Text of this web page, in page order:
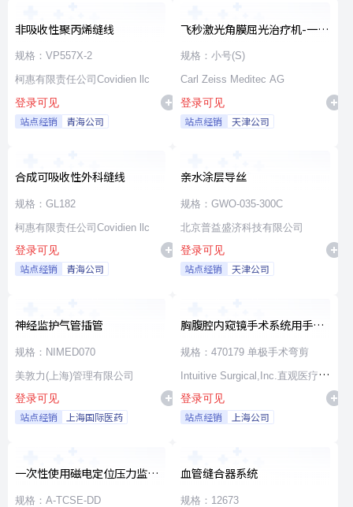
非吸收性聚丙烯缝线
规格：VP557X-2
柯惠有限责任公司Covidien llc
登录可见
站点经销 青海公司
飞秒激光角膜屈光治疗机-一次
性使用无菌治疗包
规格：小号(S)
Carl Zeiss Meditec AG
登录可见
站点经销 天津公司
合成可吸收性外科缝线
规格：GL182
柯惠有限责任公司Covidien llc
登录可见
站点经销 青海公司
亲水涂层导丝
规格：GWO-035-300C
北京普益盛济科技有限公司
登录可见
站点经销 天津公司
神经监护气管插管
规格：NIMED070
美敦力(上海)管理有限公司
登录可见
站点经销 上海国际医药
胸腹腔内窥镜手术系统用手术
器械
规格：470179 单极手术弯剪
Intuitive Surgical,Inc.直观医疗公
司
登录可见
站点经销 上海公司
一次性使用磁电定位压力监测
消融导管
规格：A-TCSE-DD
血管缝合器系统
规格：12673